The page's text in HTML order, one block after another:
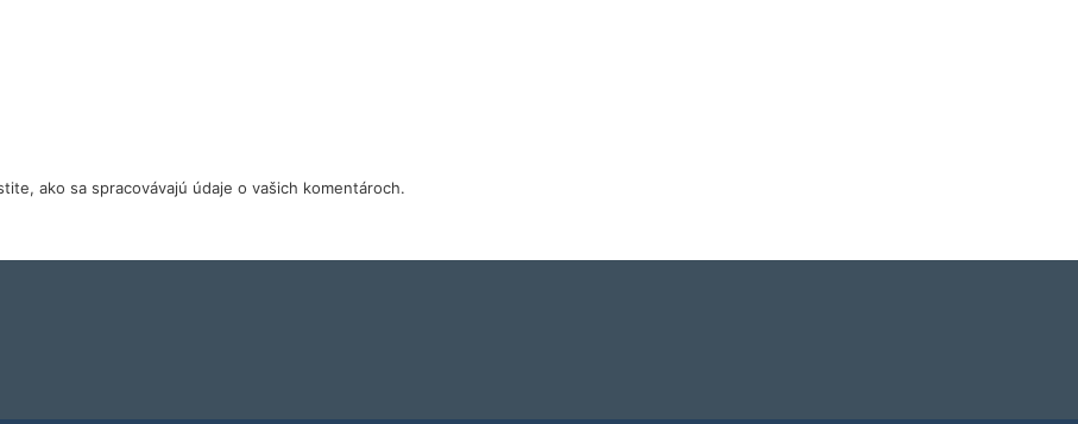
ako sa spracovávajú údaje o vašich komentároch.